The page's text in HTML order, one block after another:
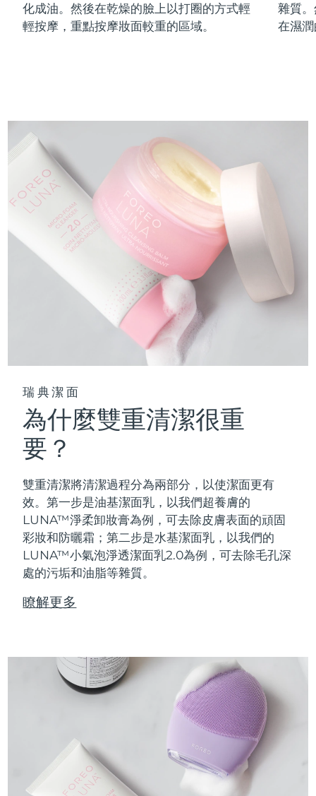
化成油。然後在乾燥的臉上以打圈的方式輕
輕按摩，重點按摩妝面較重的區域。
雜質
在濕
瑞典潔面
為什麼雙重清潔很重
要？
雙重清潔將清潔過程分為兩部分，以使潔面更有
效。第一步是油基潔面乳，以我們超養膚的
LUNA™淨柔卸妝膏為例，可去除皮膚表面的頑固
彩妝和防曬霜；第二步是水基潔面乳，以我們的
LUNA™小氣泡淨透潔面乳2.0為例，可去除毛孔深
處的污垢和油脂等雜質。
瞭解更多
越南 預計送達日期15/08/2026